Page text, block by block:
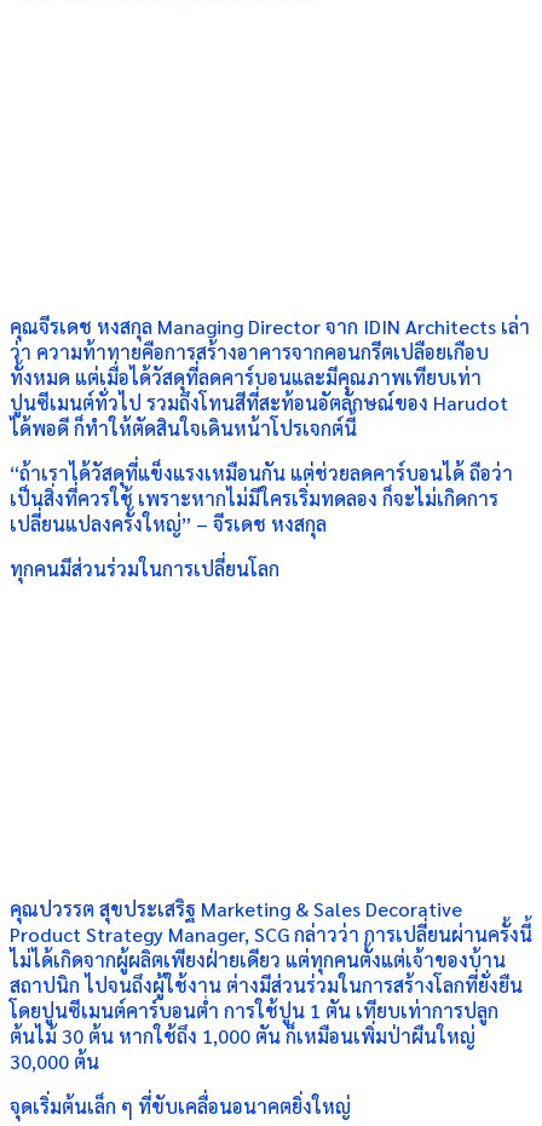
คุณจีรเดช หงสกุล Managing Director จาก IDIN Architects เล่า
ว่า ความท้าทายคือการสร้างอาคารจากคอนกรีตเปลือยเกือบ
ทั้งหมด แต่เมื่อได้วัสดุที่ลดคาร์บอนและมีคุณภาพเทียบเท่า
ปูนซีเมนต์ทั่วไป รวมถึงโทนสีที่สะท้อนอัตลักษณ์ของ Harudot
ได้พอดี ก็ทำให้ตัดสินใจเดินหน้าโปรเจกต์นี้
“ถ้าเราได้วัสดุที่แข็งแรงเหมือนกัน แต่ช่วยลดคาร์บอนได้ ถือว่า
เป็นสิ่งที่ควรใช้ เพราะหากไม่มีใครเริ่มทดลอง ก็จะไม่เกิดการ
เปลี่ยนแปลงครั้งใหญ่” – จีรเดช หงสกุล
ทุกคนมีส่วนร่วมในการเปลี่ยนโลก
คุณปวรรต สุขประเสริฐ Marketing & Sales Decorative
Product Strategy Manager, SCG กล่าวว่า การเปลี่ยนผ่านครั้งนี้
ไม่ได้เกิดจากผู้ผลิตเพียงฝ่ายเดียว แต่ทุกคนตั้งแต่เจ้าของบ้าน
สถาปนิก ไปจนถึงผู้ใช้งาน ต่างมีส่วนร่วมในการสร้างโลกที่ยั่งยืน
โดยปูนซีเมนต์คาร์บอนต่ำ การใช้ปูน 1 ตัน เทียบเท่าการปลูก
ต้นไม้ 30 ต้น หากใช้ถึง 1,000 ตัน ก็เหมือนเพิ่มป่าผืนใหญ่
30,000 ต้น
จุดเริ่มต้นเล็ก ๆ ที่ขับเคลื่อนอนาคตยิ่งใหญ่